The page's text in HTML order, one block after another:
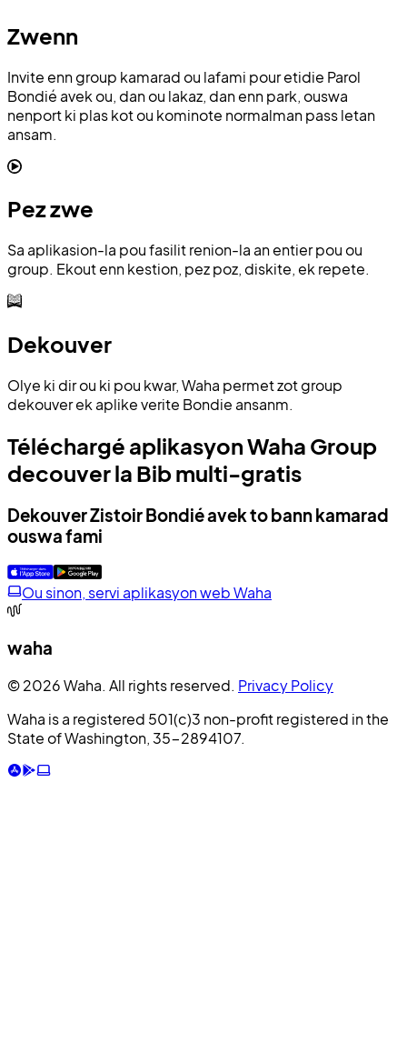
Zwenn
Invite enn group kamarad ou lafami pour etidie Parol
Bondié avek ou, dan ou lakaz, dan enn park, ouswa
nenport ki plas kot ou kominote normalman pass letan
ansam.
Pez zwe
Sa aplikasion-la pou fasilit renion-la an entier pou ou
group. Ekout enn kestion, pez poz, diskite, ek repete.
Dekouver
Olye ki dir ou ki pou kwar, Waha permet zot group
dekouver ek aplike verite Bondie ansanm.
Téléchargé aplikasyon Waha Group
decouver la Bib multi-gratis
Dekouver Zistoir Bondié avek to bann kamarad
ouswa fami
Ou sinon, servi aplikasyon web Waha
waha
© 2026 Waha. All rights reserved. Privacy Policy
Waha is a registered 501(c)3 non-profit registered in the
State of Washington, 35-2894107.